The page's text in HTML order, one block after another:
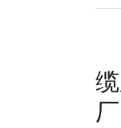
厂